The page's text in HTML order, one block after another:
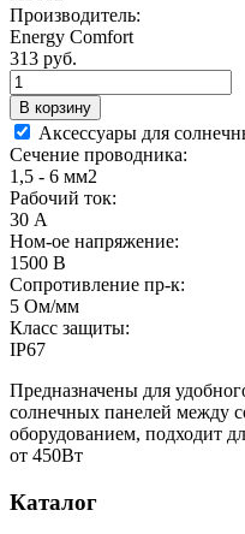
Производитель:
Energy Comfort
313 руб.
Аксессуары для
Сечение проводника:
1,5 - 6 мм2
Рабочий ток:
30 А
Ном-ое напряжение:
1500 В
Сопротивление пр-к:
5 Ом/мм
Класс защиты:
IP67
Предназначены для
солнечных панелей между
оборудованием, подходит
от 450Вт
Каталог